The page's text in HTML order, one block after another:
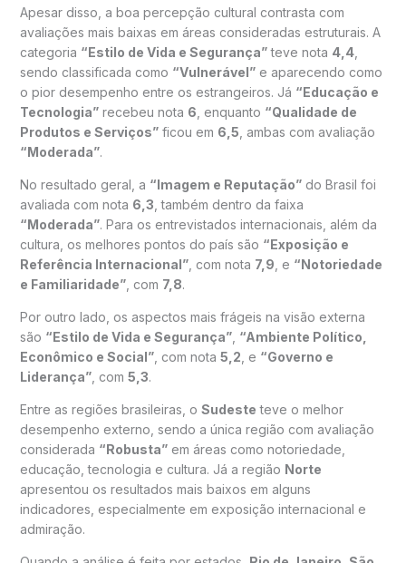
Apesar disso, a boa percepção cultural contrasta com
avaliações mais baixas em áreas consideradas estruturais. A
categoria “Estilo de Vida e Segurança”teve nota 4,4,
sendo classificada como “Vulnerável”e aparecendo como
o pior desempenho entre os estrangeiros. Já “Educação e
Tecnologia”recebeu nota 6 , enquanto “Qualidade de
Produtos e Serviços”ficou em 6,5 , ambas com avaliação
“Moderada”.
No resultado geral, a “Imagem e Reputação”do Brasil foi
avaliada com nota 6,3 , também dentro da faixa
“Moderada”. Para os entrevistados internacionais, além da
cultura, os melhores pontos do país são “Exposição e
Referência Internacional”, com nota 7,9 , e “Notoriedade
e Familiaridade”, com 7,8.
Por outro lado, os aspectos mais frágeis na visão externa
são “Estilo de Vida e Segurança”, “Ambiente Político,
Econômico e Social”, com nota 5,2 , e “Governo e
Liderança”, com 5,3.
Entre as regiões brasileiras, o Sudeste teve o melhor
desempenho externo, sendo a única região com avaliação
considerada “Robusta”em áreas como notoriedade,
educação, tecnologia e cultura. Já a região Norte
apresentou os resultados mais baixos em alguns
indicadores, especialmente em exposição internacional e
admiração.